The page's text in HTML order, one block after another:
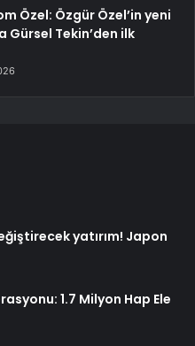
Özel: Özgür Özel’in yeni
Gürsel Tekin’den ilk
yatırım! Japon
1.7 Milyon Hap Ele